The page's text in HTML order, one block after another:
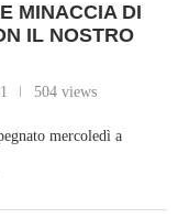
MINACCIA DI
IL NOSTRO
504 views
mercoledì a